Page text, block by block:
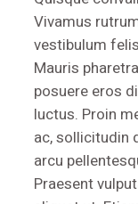
Vivamus
vestibulum
Mauris
posuere eros
luctus. Proin
ac, sollicitudin
arcu
Praesent